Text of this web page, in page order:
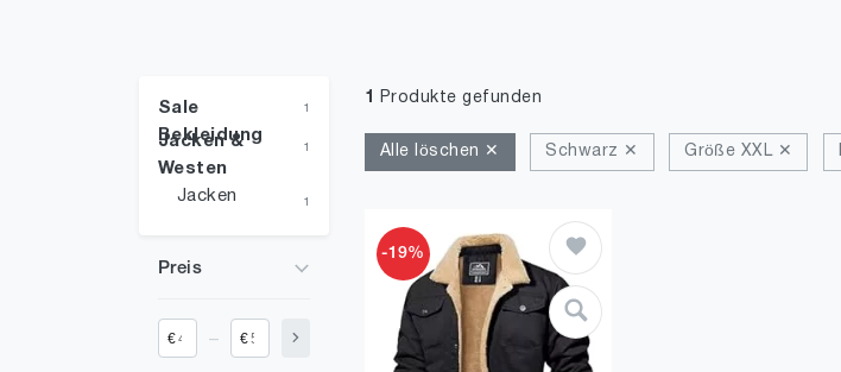
Sale
Bekleidung
1
Jacken &
Westen
1
Jacken 1
Preis
€ €
1 Produkte gefunden
Alle löschen ✕ Schwarz ✕ Größe XXL ✕
-19%